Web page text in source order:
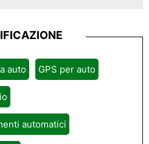
auto GPS per auto
automatici